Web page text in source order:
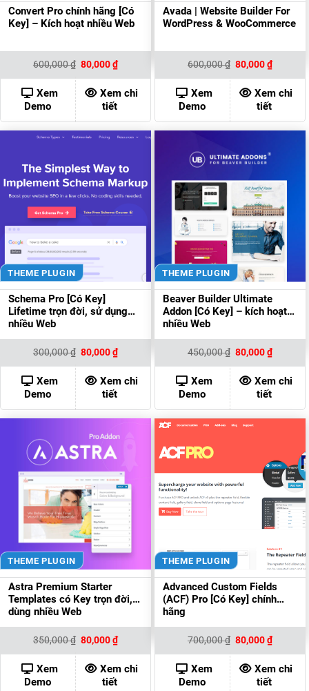
Convert Pro chính hãng [Có
Key] – Kích hoạt nhiều Web
600,000₫ Giá
gốc
là:
600,000 ₫.
80,000₫Giá
hiện
tại
là:
80,000 ₫.
Xem
Demo
Xem chi
tiết
Avada | Website Builder For
WordPress & WooCommerce
600,000₫ Giá
gốc
là:
600,000 ₫.
80,000₫Giá
hiện
tại
là:
80,000
Xem
Demo
Xem chi
tiết
THEME PLUGIN
Schema Pro [Có Key]
Lifetime trọn đời, sử dụng
nhiều Web
300,000₫ Giá
gốc
là:
300,000 ₫.
80,000₫Giá
hiện
tại
là:
80,000 ₫.
Xem
Demo
Xem chi
tiết
THEME PLUGIN
Beaver Builder Ultimate
Addon [Có Key] – kích hoạt
nhiều Web
450,000₫ Giá
gốc
là:
450,000 ₫.
80,000₫Giá
hiện
tại
là:
80,000
Xem
Demo
Xem chi
tiết
THEME PLUGIN
Astra Premium Starter
Templates có Key trọn đời,
dùng nhiều Web
350,000₫ Giá
gốc
là:
350,000 ₫.
80,000₫Giá
hiện
tại
là:
80,000 ₫.
Xem
Demo
Xem chi
tiết
THEME PLUGIN
Advanced Custom Fields
(ACF) Pro [Có Key] chính
hãng
700,000₫ Giá
gốc
là:
700,000 ₫.
80,000₫Giá
hiện
tại
là:
80,000
Xem
Demo
Xem chi
tiết